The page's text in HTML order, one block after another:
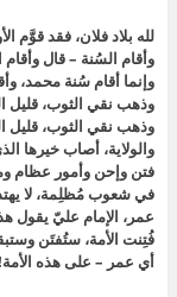
لله بلاد فلان، فقد قوَّم
وأقام السُنة – قال
وإنما أقام سُنة محمد،
وذهب نقي الثوب، قليل
وذهب نقي الثوب، قليل
والولاية، أصاب خيرها
فتن وإحن وأمور عظام
في شعوب مُظلِمة، لا
عمر، الإمام عليّ يقول
فُتِنت الأمة، ستُفتَن
أي عمر – على هذه